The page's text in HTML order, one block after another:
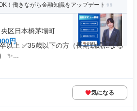
！働きながら金融知識をアップデート
区日本橋茅場町
円
以上 ✅35歳以下の方（長期勤続による
✨...
気になる